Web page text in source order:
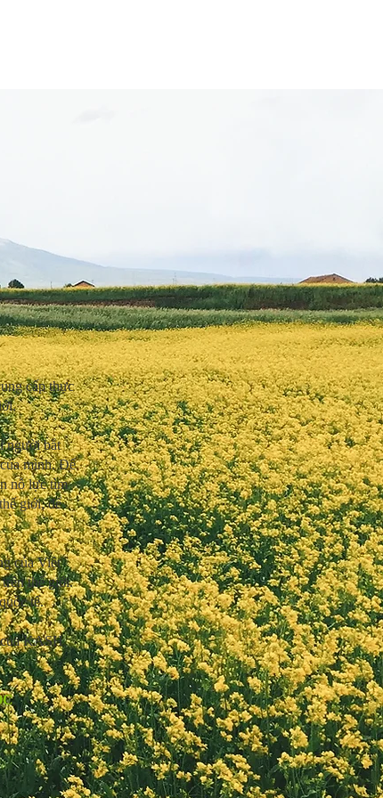
cấp thực
người bắt
mình. Để
nỗ lực tìm
giới, để
của Việt
thế giới.
tế.
KASH